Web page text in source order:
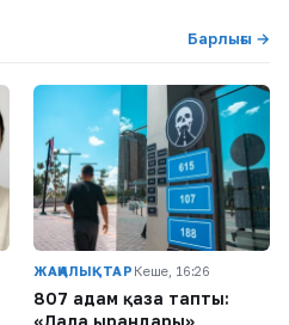
Барлығы →
ЖАҢАЛЫҚТАР Кеше, 16:26
807 адам қаза тапты:
«Дала Қырандары»